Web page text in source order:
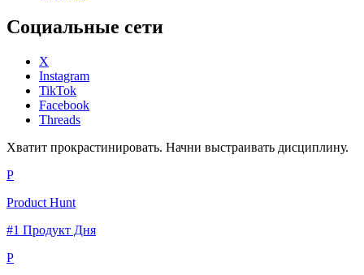
Социальные сети
X
Instagram
TikTok
Facebook
Threads
Хватит прокрастинировать. Начни выстраивать дисциплину.
P
Product Hunt
#1 Продукт Дня
P